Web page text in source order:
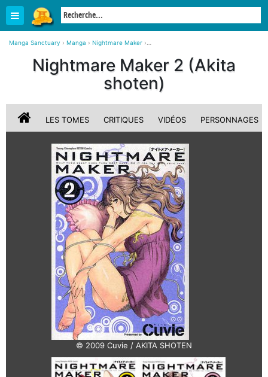
Manga Sanctuary › Manga › Nightmare Maker ›
Nightmare Maker 2 (Akita
shoten)
LES TOMES CRITIQUES VIDÉOS PERSONNAGES
© 2009 Cuvie / AKITA SHOTEN